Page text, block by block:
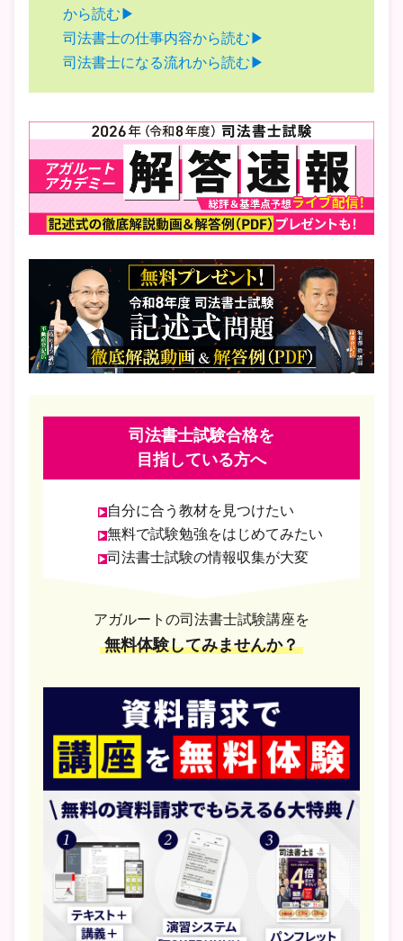
から読む▶
司法書士の仕事内容から読む▶
司法書士になる流れから読む▶
司法書士試験合格を
目指している方へ
自分に合う教材を見つけたい
無料で試験勉強をはじめてみたい
司法書士試験の情報収集が大変
アガルートの司法書士試験講座を
無料体験してみませんか？